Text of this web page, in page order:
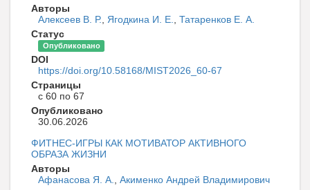
Авторы
Алексеев В. Р.
Ягодкина И. Е.
Татаренков Е. А.
Статус
Опубликовано
DOI
https://doi.org/10.58168/MIST2026_60-67
Страницы
с 60 по 67
Опубликовано
30.06.2026
ФИТНЕС-ИГРЫ КАК МОТИВАТОР АКТИВНОГО
ОБРАЗА ЖИЗНИ
Авторы
Афанасова Я. А.
Акименко Андрей Владимирович